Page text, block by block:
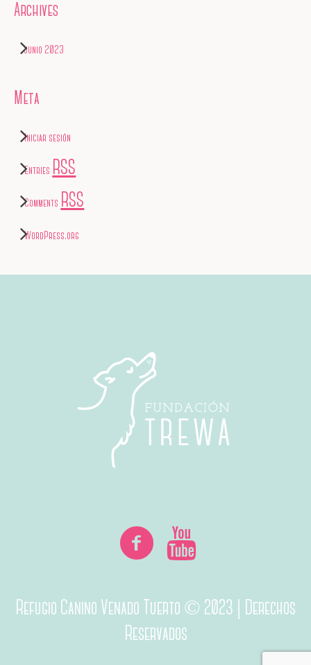
Archives
junio 2023
Meta
Iniciar sesión
Entries RSS
Comments RSS
WordPress.org
Refugio Canino Venado Tuerto © 2023 | Derechos
Reservados